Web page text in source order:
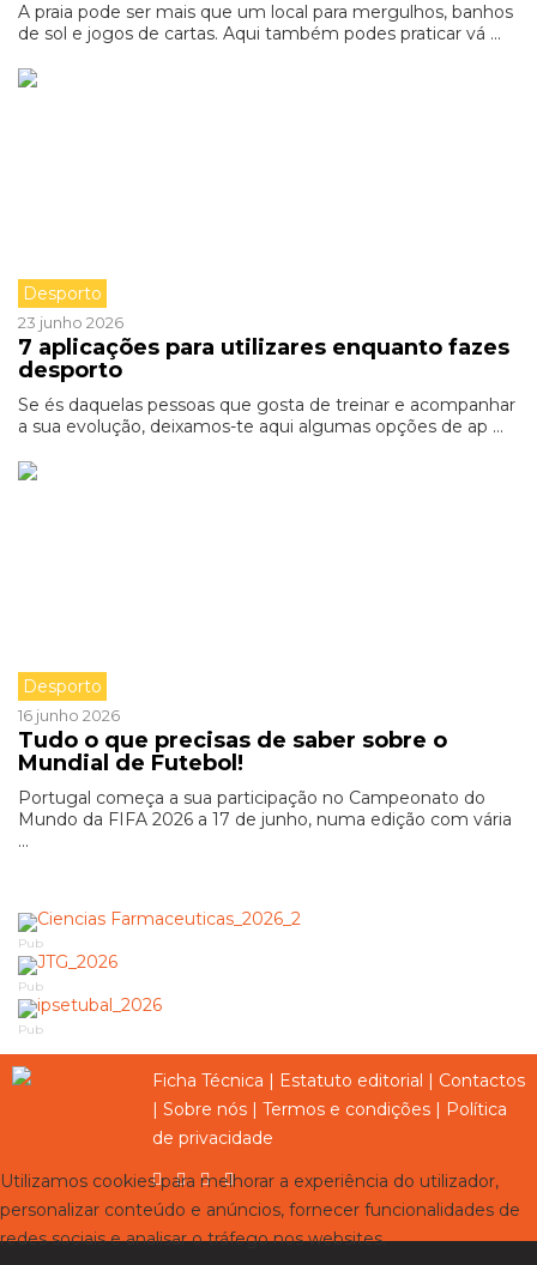
A praia pode ser mais que um local para mergulhos, banhos
de sol e jogos de cartas. Aqui também podes praticar vá ...
Desporto
23 junho 2026
7 aplicações para utilizares enquanto fazes
desporto
Se és daquelas pessoas que gosta de treinar e acompanhar
a sua evolução, deixamos-te aqui algumas opções de ap ...
Desporto
16 junho 2026
Tudo o que precisas de saber sobre o
Mundial de Futebol!
Portugal começa a sua participação no Campeonato do
Mundo da FIFA 2026 a 17 de junho, numa edição com vária
...
Pub
Pub
Pub
Ficha Técnica | Estatuto editorial | Contactos
| Sobre nós | Termos e condições | Política
de privacidade
Utilizamos cookies para melhorar a experiência do utilizador,
personalizar conteúdo e anúncios, fornecer funcionalidades de
redes sociais e analisar o tráfego nos websites.